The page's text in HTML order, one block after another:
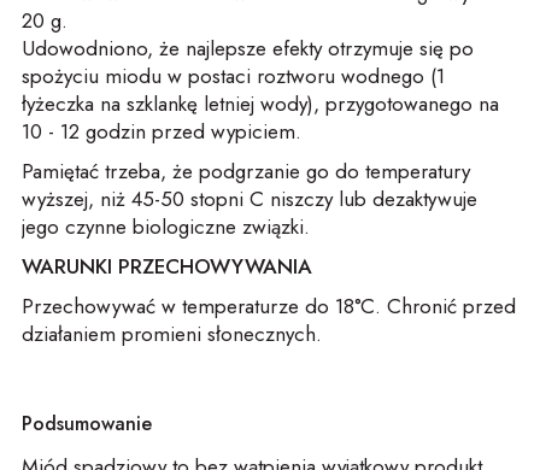
20 g.
Udowodniono, że najlepsze efekty otrzymuje się po
spożyciu miodu w postaci roztworu wodnego (1
łyżeczka na szklankę letniej wody), przygotowanego na
10 - 12 godzin przed wypiciem.
Pamiętać trzeba, że podgrzanie go do temperatury
wyższej, niż 45-50 stopni C niszczy lub dezaktywuje
jego czynne biologiczne związki.
WARUNKI PRZECHOWYWANIA
Przechowywać w temperaturze do 18°C. Chronić przed
działaniem promieni słonecznych.
Podsumowanie